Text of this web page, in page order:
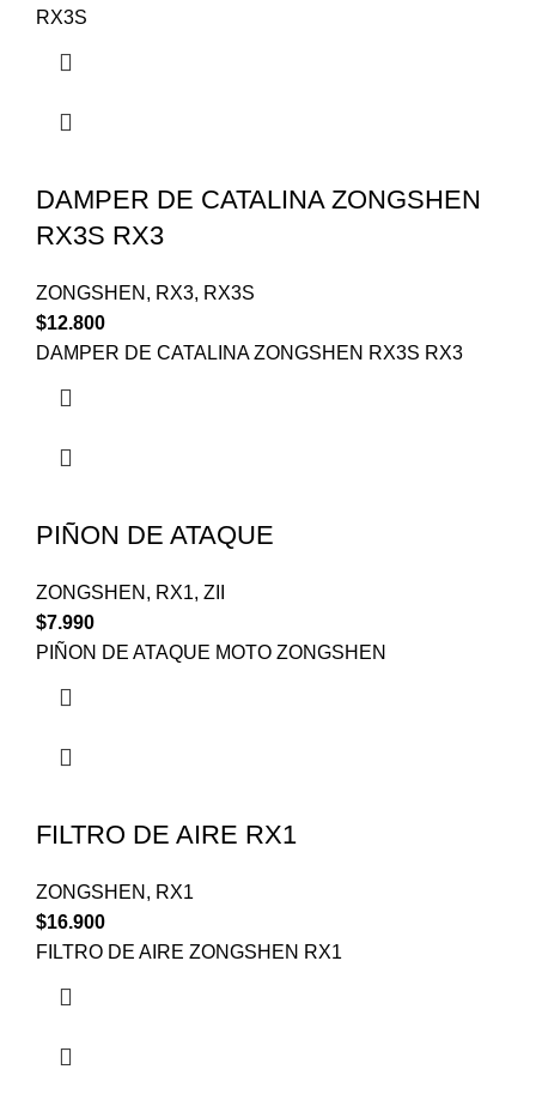
RX3S
DAMPER DE CATALINA ZONGSHEN
RX3S RX3
ZONGSHEN , RX3, RX3S
$12.800
DAMPER DE CATALINA ZONGSHEN RX3S RX3
PIÑON DE ATAQUE
ZONGSHEN , RX1, ZII
$7.990
PIÑON DE ATAQUE MOTO ZONGSHEN
FILTRO DE AIRE RX1
ZONGSHEN , RX1
$16.900
FILTRO DE AIRE ZONGSHEN RX1